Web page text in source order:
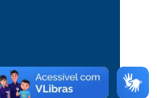
Musicais